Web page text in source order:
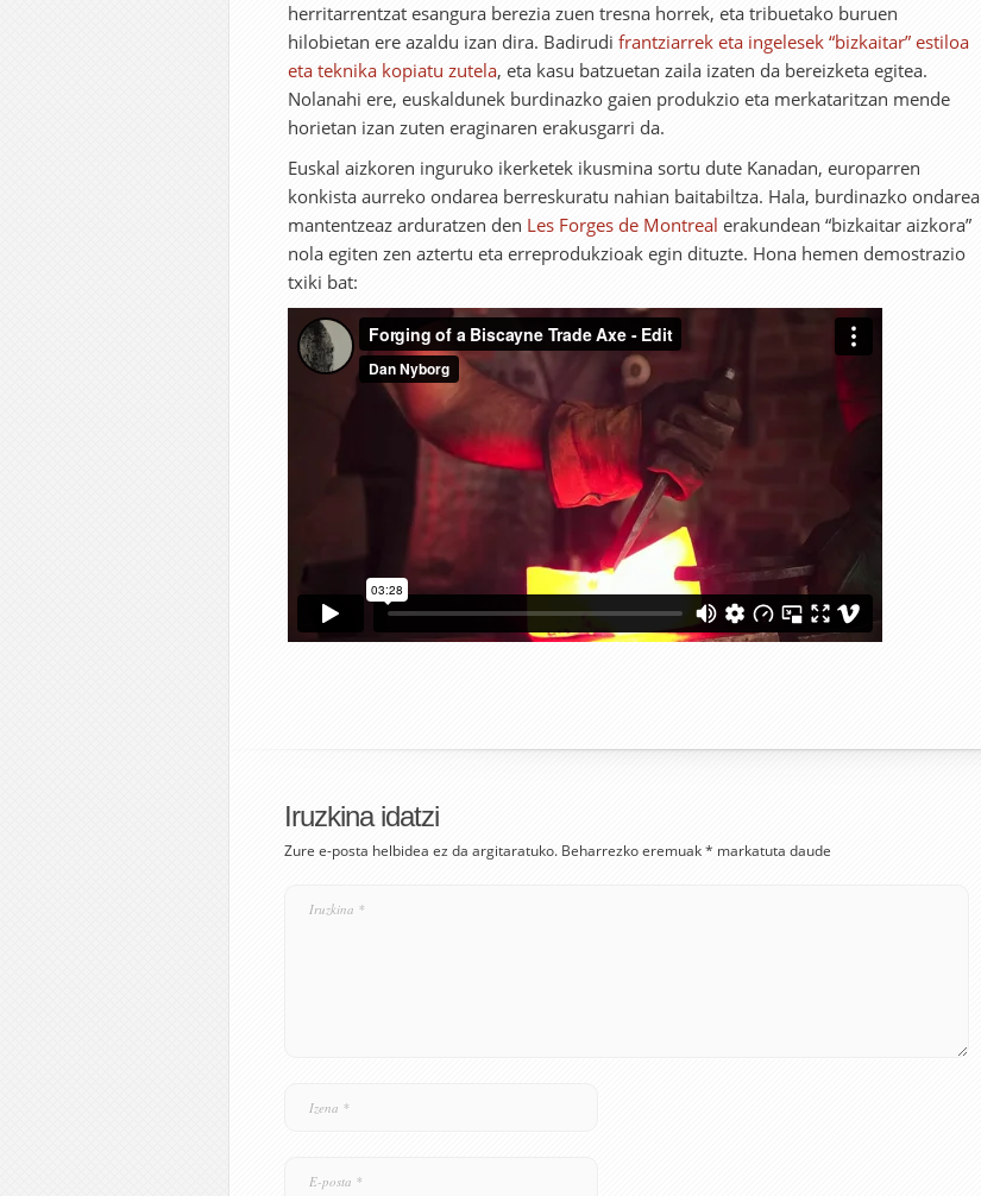
herritarrentzat esangura berezia zuen tresna horrek, eta tribuetako buruen
hilobietan ere azaldu izan dira. Badirudi frantziarrek eta ingelesek “bizkaitar” estiloa
eta teknika kopiatu zutela, eta kasu batzuetan zaila izaten da bereizketa egitea.
Nolanahi ere, euskaldunek burdinazko gaien produkzio eta merkataritzan mende
horietan izan zuten eraginaren erakusgarri da.
Euskal aizkoren inguruko ikerketek ikusmina sortu dute Kanadan, europarren
konkista aurreko ondarea berreskuratu nahian baitabiltza. Hala, burdinazko ondarea
mantentzeaz arduratzen den Les Forges de Montreal erakundean “bizkaitar aizkora”
nola egiten zen aztertu eta erreprodukzioak egin dituzte. Hona hemen demostrazio
txiki bat:
Iruzkina idatzi
Zure e-posta helbidea ez da argitaratuko. Beharrezko eremuak* markatuta daude